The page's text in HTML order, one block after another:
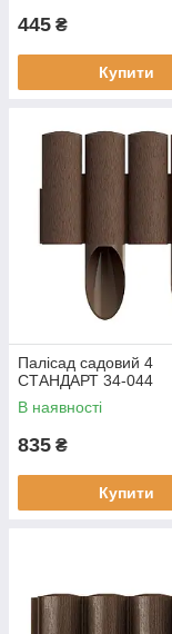
445 ₴
Купити
Палісад садовий 4
СТАНДАРТ 34-044
В наявності
835 ₴
Купити